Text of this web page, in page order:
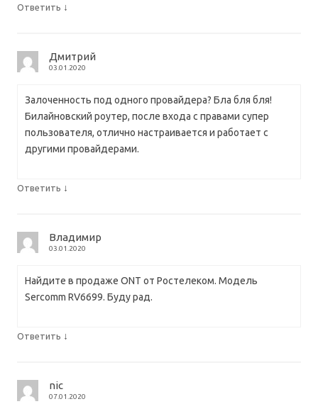
Ответить ↓
Дмитрий
03.01.2020
Залоченность под одного провайдера? Бла бля бля!
Билайновский роутер, после входа с правами супер
пользователя, отлично настраивается и работает с
другими провайдерами.
Ответить ↓
Владимир
03.01.2020
Найдите в продаже ONT от Ростелеком. Модель
Sercomm RV6699. Буду рад.
Ответить ↓
nic
07.01.2020